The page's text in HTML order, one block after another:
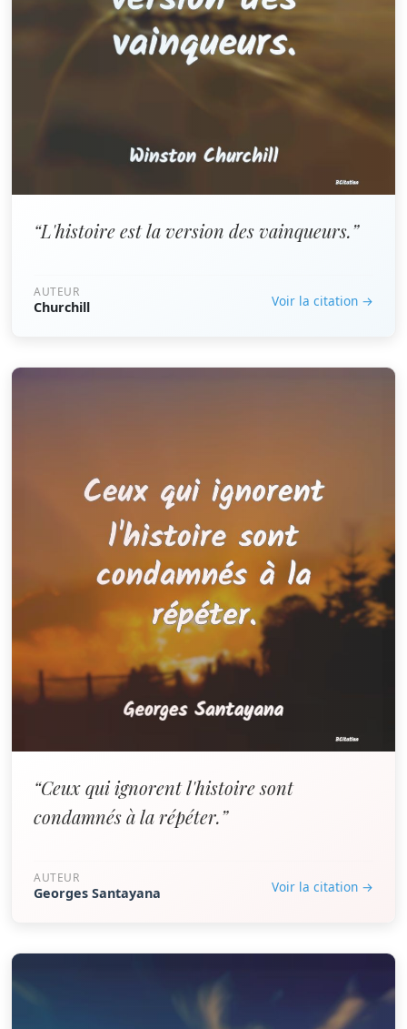
“L'histoire est la version des vainqueurs.”
AUTEUR
Churchill Voir la citation →
“Ceux qui ignorent l'histoire sont
condamnés à la répéter.”
AUTEUR
Georges Santayana Voir la citation →